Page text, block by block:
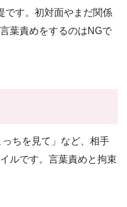
です。初対面やまだ関係
葉責めをするのはNGで
っちを見て」など、相手
ルです。言葉責めと拘束